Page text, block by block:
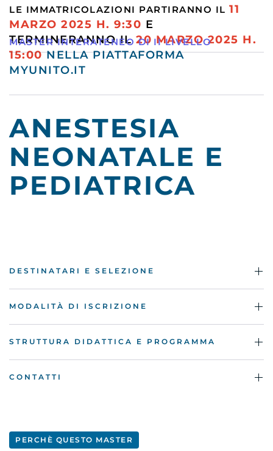
LE IMMATRICOLAZIONI PARTIRANNO IL 11
MARZO 2025 H. 9:30 E
TERMINERANNO IL20MARZO2025 H.
15:00NELLA PIATTAFORMA
MYUNITO.IT
ANESTESIA
NEONATALE E
PEDIATRICA
MASTER INTERATENEO DI II LIVELLO
DESTINATARI E SELEZIONE
MODALITÀ DI ISCRIZIONE
STRUTTURA DIDATTICA E PROGRAMMA
CONTATTI
PERCHÈ QUESTO MASTER